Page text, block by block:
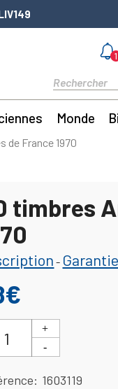
1
Monde
de France 1970
timbres
-
1603119